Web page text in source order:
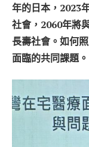
年的日本，2023
社會，2060年將
長壽社會。如何
面臨的共同課題。